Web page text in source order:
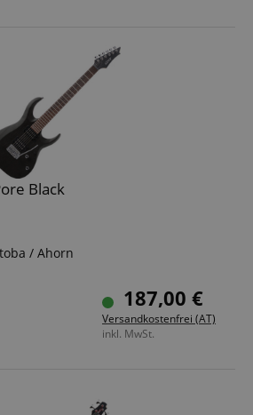
Black
/ Ahorn
Humbucker (HH)
187,00 €
Versandkostenfrei (AT)
inkl. MwSt.